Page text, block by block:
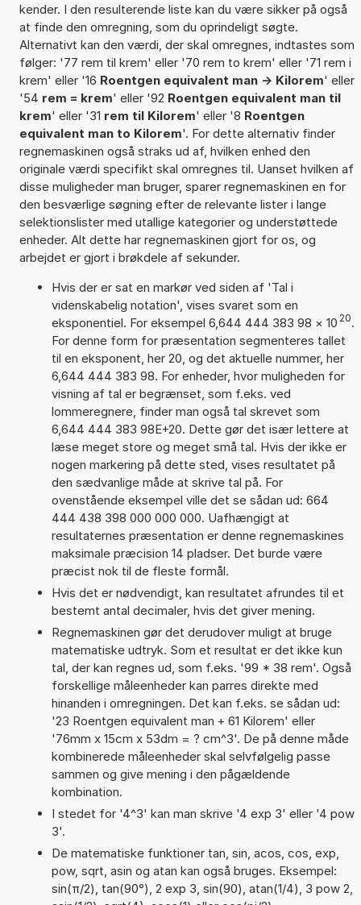
kender. I den resulterende liste kan du være sikker på også
at finde den omregning, som du oprindeligt søgte.
Alternativt kan den værdi, der skal omregnes, indtastes som
følger: '77 rem til krem' eller '70 rem to krem' eller '71 rem i
krem' eller '16 Roentgen equivalent man -> Kilorem' eller
'54 rem = krem' eller '92 Roentgen equivalent man til
krem' eller '31 rem til Kilorem' eller '8 Roentgen
equivalent man to Kilorem'. For dette alternativ finder
regnemaskinen også straks ud af, hvilken enhed den
originale værdi specifikt skal omregnes til. Uanset hvilken af
disse muligheder man bruger, sparer regnemaskinen en for
den besværlige søgning efter de relevante lister i lange
selektionslister med utallige kategorier og understøttede
enheder. Alt dette har regnemaskinen gjort for os, og
arbejdet er gjort i brøkdele af sekunder.
Hvis der er sat en markør ved siden af 'Tal i
videnskabelig notation', vises svaret som en
eksponentiel. For eksempel 6,644 444 383 98 × 10 20.
For denne form for præsentation segmenteres tallet
til en eksponent, her 20, og det aktuelle nummer, her
6,644 444 383 98. For enheder, hvor muligheden for
visning af tal er begrænset, som f.eks. ved
lommeregnere, finder man også tal skrevet som
6,644 444 383 98E+20. Dette gør det især lettere at
læse meget store og meget små tal. Hvis der ikke er
nogen markering på dette sted, vises resultatet på
den sædvanlige måde at skrive tal på. For
ovenstående eksempel ville det se sådan ud: 664
444 438 398 000 000 000. Uafhængigt at
resultaternes præsentation er denne regnemaskines
maksimale præcision 14 pladser. Det burde være
præcist nok til de fleste formål.
Hvis det er nødvendigt, kan resultatet afrundes til et
bestemt antal decimaler, hvis det giver mening.
Regnemaskinen gør det derudover muligt at bruge
matematiske udtryk. Som et resultat er det ikke kun
tal, der kan regnes ud, som f.eks. '99 * 38 rem'. Også
forskellige måleenheder kan parres direkte med
hinanden i omregningen. Det kan f.eks. se sådan ud:
'23 Roentgen equivalent man + 61 Kilorem' eller
'76mm x 15cm x 53dm = ? cm^3'. De på denne måde
kombinerede måleenheder skal selvfølgelig passe
sammen og give mening i den pågældende
kombination.
I stedet for '4^3' kan man skrive '4 exp 3' eller '4 pow
3'.
De matematiske funktioner tan, sin, acos, cos, exp,
pow, sqrt, asin og atan kan også bruges. Eksempel:
sin(π/2), tan(90°), 2 exp 3, sin(90), atan(1/4), 3 pow 2,